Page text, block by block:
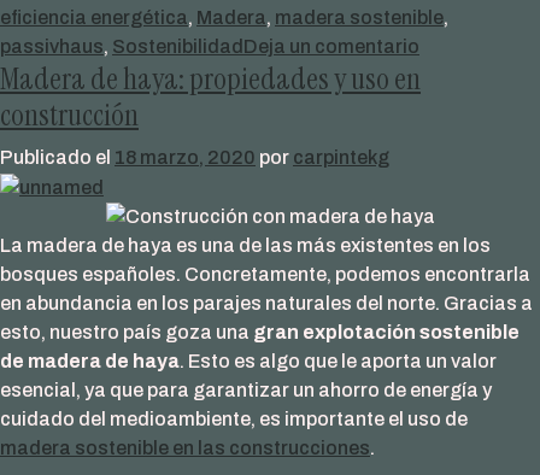
eficiencia energética, Madera, madera sostenible,
passivhaus, Sostenibilidad Deja un comentario
hacer
tu
vivienda
más
sostenible
Madera de haya: propiedades y uso en
construcción
Publicado el 18 marzo, 2020 por carpintekg
La madera de haya es una de las más existentes en los
bosques españoles. Concretamente, podemos encontrarla
en abundancia en los parajes naturales del norte. Gracias a
esto, nuestro país goza una gran explotación sostenible
de madera de haya. Esto es algo que le aporta un valor
esencial, ya que para garantizar un ahorro de energía y
cuidado del medioambiente, es importante el uso de
madera sostenible en las construcciones.